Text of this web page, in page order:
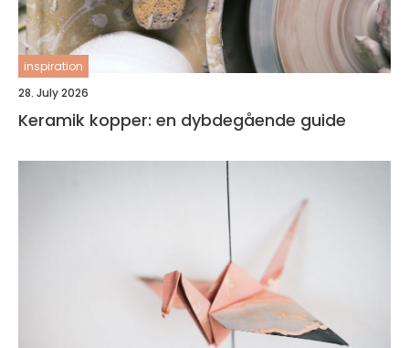
inspiration
28. July 2026
Keramik kopper: en dybdegående guide